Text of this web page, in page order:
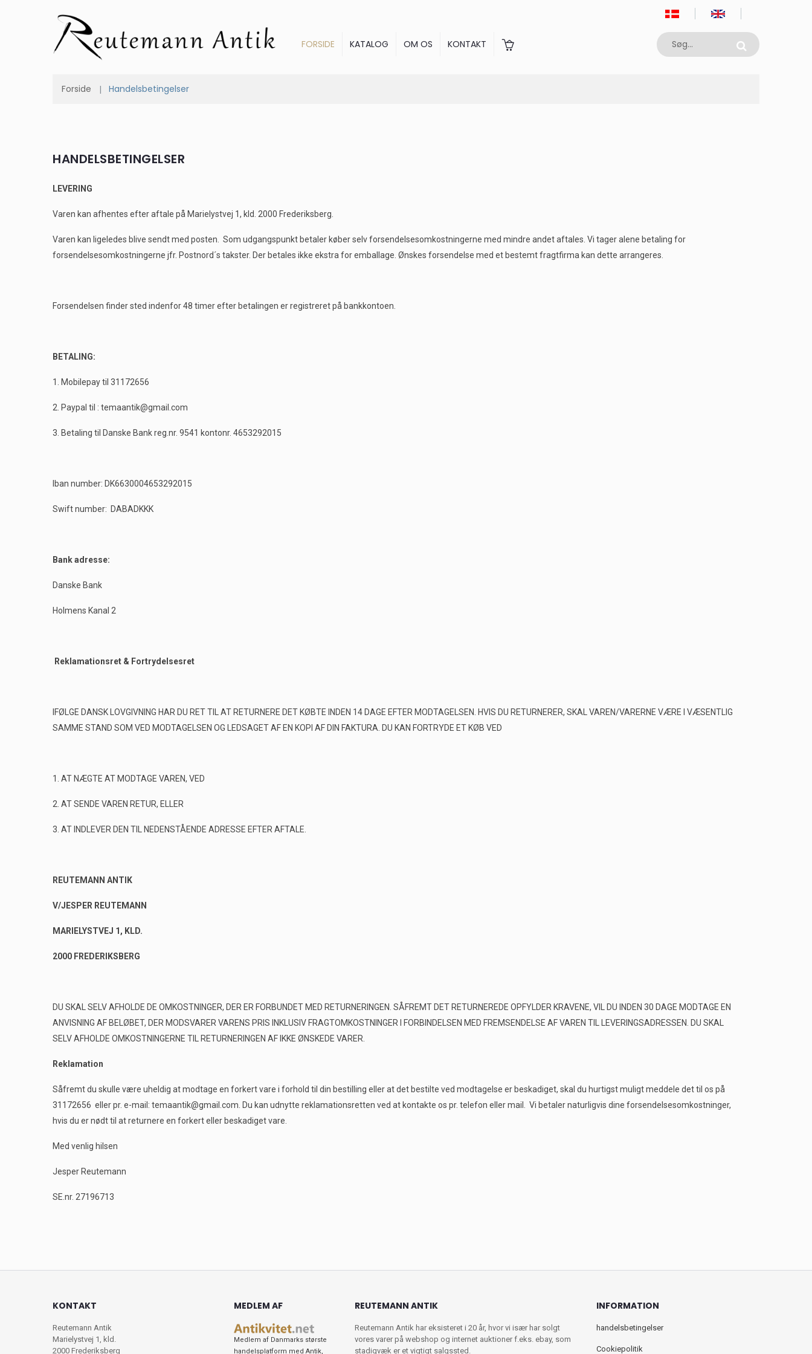
FORSIDE KATALOG OM OS KONTAKT
Forside Handelsbetingelser
HANDELSBETINGELSER
LEVERING
Varen kan afhentes efter aftale på Marielystvej 1, kld. 2000 Frederiksberg.
Varen kan ligeledes blive sendt med posten. Som udgangspunkt betaler køber selv forsendelsesomkostningerne med mindre andet aftales. Vi tager alene betaling for
forsendelsesomkostningerne jfr. Postnord´s takster. Der betales ikke ekstra for emballage. Ønskes forsendelse med et bestemt fragtfirma kan dette arrangeres.
Forsendelsen finder sted indenfor 48 timer efter betalingen er registreret på bankkontoen.
BETALING:
1. Mobilepay til 31172656
2. Paypal til : temaantik@gmail.com
3. Betaling til Danske Bank reg.nr. 9541 kontonr. 4653292015
Iban number: DK6630004653292015
Swift number: DABADKKK
Bank adresse:
Danske Bank
Holmens Kanal 2
Reklamationsret & Fortrydelsesret
IFØLGE DANSK LOVGIVNING HAR DU RET TIL AT RETURNERE DET KØBTE INDEN 14 DAGE EFTER MODTAGELSEN. HVIS DU RETURNERER, SKAL VAREN/VARERNE VÆRE I VÆSENTLIG
SAMME STAND SOM VED MODTAGELSEN OG LEDSAGET AF EN KOPI AF DIN FAKTURA. DU KAN FORTRYDE ET KØB VED
1. AT NÆGTE AT MODTAGE VAREN, VED
2. AT SENDE VAREN RETUR, ELLER
3. AT INDLEVER DEN TIL NEDENSTÅENDE ADRESSE EFTER AFTALE.
REUTEMANN ANTIK
V/JESPER REUTEMANN
MARIELYSTVEJ 1, KLD.
2000 FREDERIKSBERG
DU SKAL SELV AFHOLDE DE OMKOSTNINGER, DER ER FORBUNDET MED RETURNERINGEN. SÅFREMT DET RETURNEREDE OPFYLDER KRAVENE, VIL DU INDEN 30 DAGE MODTAGE EN
ANVISNING AF BELØBET, DER MODSVARER VARENS PRIS INKLUSIV FRAGTOMKOSTNINGER I FORBINDELSEN MED FREMSENDELSE AF VAREN TIL LEVERINGSADRESSEN. DU SKAL
SELV AFHOLDE OMKOSTNINGERNE TIL RETURNERINGEN AF IKKE ØNSKEDE VARER.
Reklamation
Såfremt du skulle være uheldig at modtage en forkert vare i forhold til din bestilling eller at det bestilte ved modtagelse er beskadiget, skal du hurtigst muligt meddele det til os på
31172656 eller pr. e-mail: temaantik@gmail.com. Du kan udnytte reklamationsretten ved at kontakte os pr. telefon eller mail. Vi betaler naturligvis dine forsendelsesomkostninger,
hvis du er nødt til at returnere en forkert eller beskadiget vare.
Med venlig hilsen
Jesper Reutemann
SE.nr. 27196713
KONTAKT
Reutemann Antik
Marielystvej 1, kld.
2000 Frederiksberg
MEDLEM AF
Medlem af Danmarks største
handelsplatform med Antik,
REUTEMANN ANTIK
Reutemann Antik har eksisteret i 20 år, hvor vi især har solgt
vores varer på webshop og internet auktioner f.eks. ebay, som
stadigvæk er et vigtigt salgssted.
INFORMATION
handelsbetingelser
Cookiepolitik